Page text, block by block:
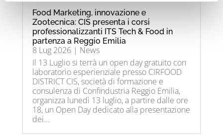
Food Marketing, innovazione e
Zootecnica: CIS presenta i corsi
professionalizzanti ITS Tech & Food in
partenza a Reggio Emilia
8 Lug 2026| News
Il 13 Luglio si terrà un open day gratuito con
laboratorio esperienziale presso CIRFOOD
DISTRICT CIS, società di formazione e
consulenza di Confindustria Reggio Emilia,
organizza lunedì 13 luglio, a partire dalle ore
18, un Open Day dedicato alla presentazione
dei...